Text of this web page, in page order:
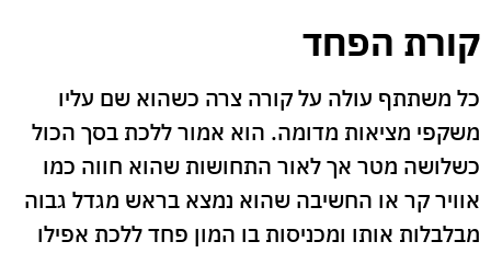
קורת הפחד
כל משתתף עולה על קורה צרה כשהוא שם עליו
משקפי מציאות מדומה. הוא אמור ללכת בסך הכול
כשלושה מטר אך לאור התחושות שהוא חווה כמו
אוויר קר או החשיבה שהוא נמצא בראש מגדל גבוה
מבלבלות אותו ומכניסות בו המון פחד ללכת אפילו